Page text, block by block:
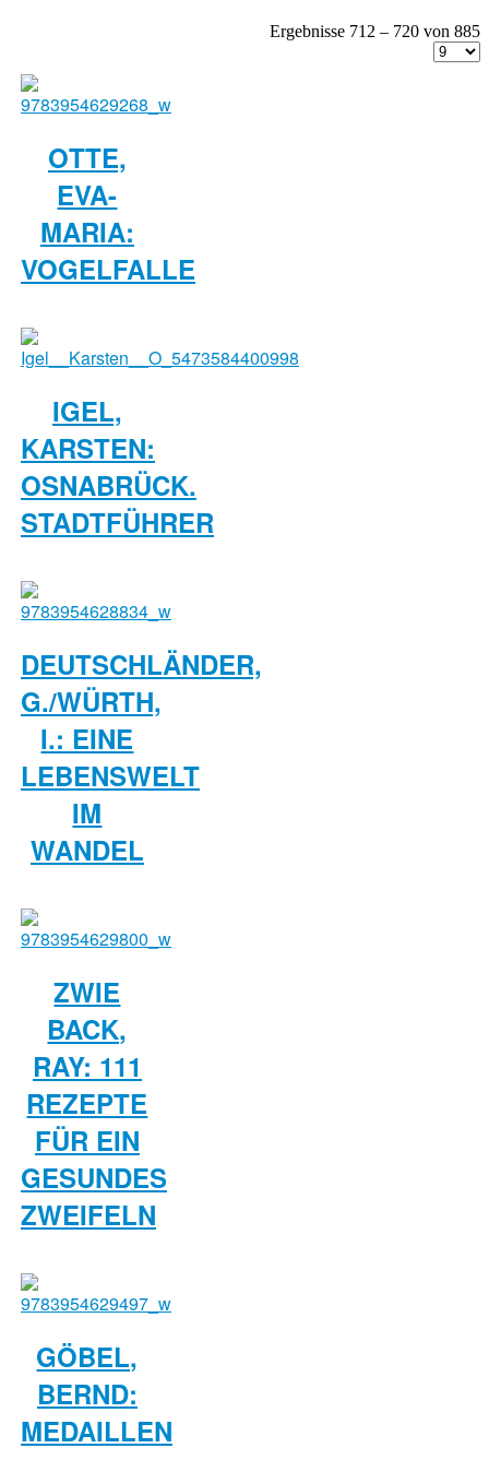
Ergebnisse 712 – 720 von 885
OTTE,
EVA-
MARIA:
VOGELFALLE
IGEL,
KARSTEN:
OSNABRÜCK.
STADTFÜHRER
DEUTSCHLÄNDER,
G./WÜRTH,
I.: EINE
LEBENSWELT
IM
WANDEL
ZWIE
BACK,
RAY: 111
REZEPTE
FÜR EIN
GESUNDES
ZWEIFELN
GÖBEL,
BERND:
MEDAILLEN